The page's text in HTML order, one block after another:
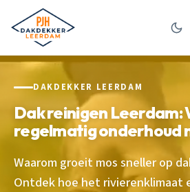
DAKDEKKER LEERDAM
Dak reinigen Leerdam:
regelmatig onderhoud
Waarom groeit mos sneller op
Ontdek hoe het rivierenklimaat